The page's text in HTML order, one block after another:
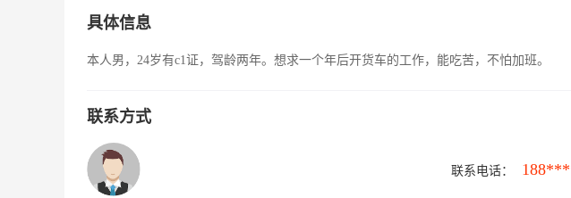
具体信息
本人男，24岁有c1证，驾龄两年。想求一个年后开货车的工作，能吃苦，不怕加班。
联系方式
联系电话：